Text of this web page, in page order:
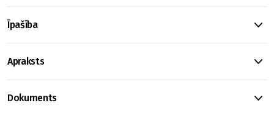
Īpašība
Apraksts
Dokuments